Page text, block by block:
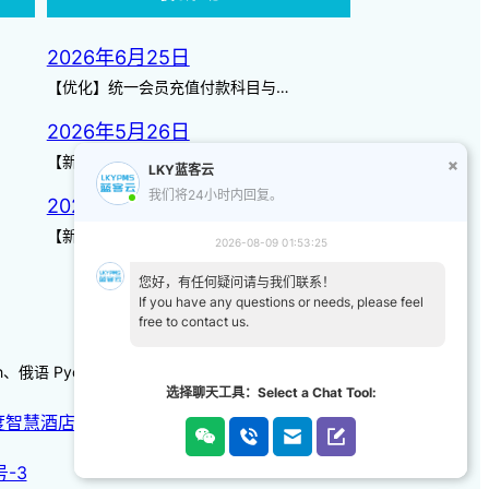
2026年6月25日
【优化】统一会员充值付款科目与…
2026年5月26日
【新增】自定义储值金额 背景案…
2026年3月14日
【新增】页面图标 【优化】日历…
语 Русский 、韩语/朝鲜语한국어、日本語
智慧酒店 天猫智慧酒店
-3
LKY蓝客云
我们将24小时内回复。
2026-08-09 01:53:25
您好，有任何疑问请与我们联系！
If you have any questions or needs, please feel
free to contact us.
选择聊天工具：Select a Chat Tool: